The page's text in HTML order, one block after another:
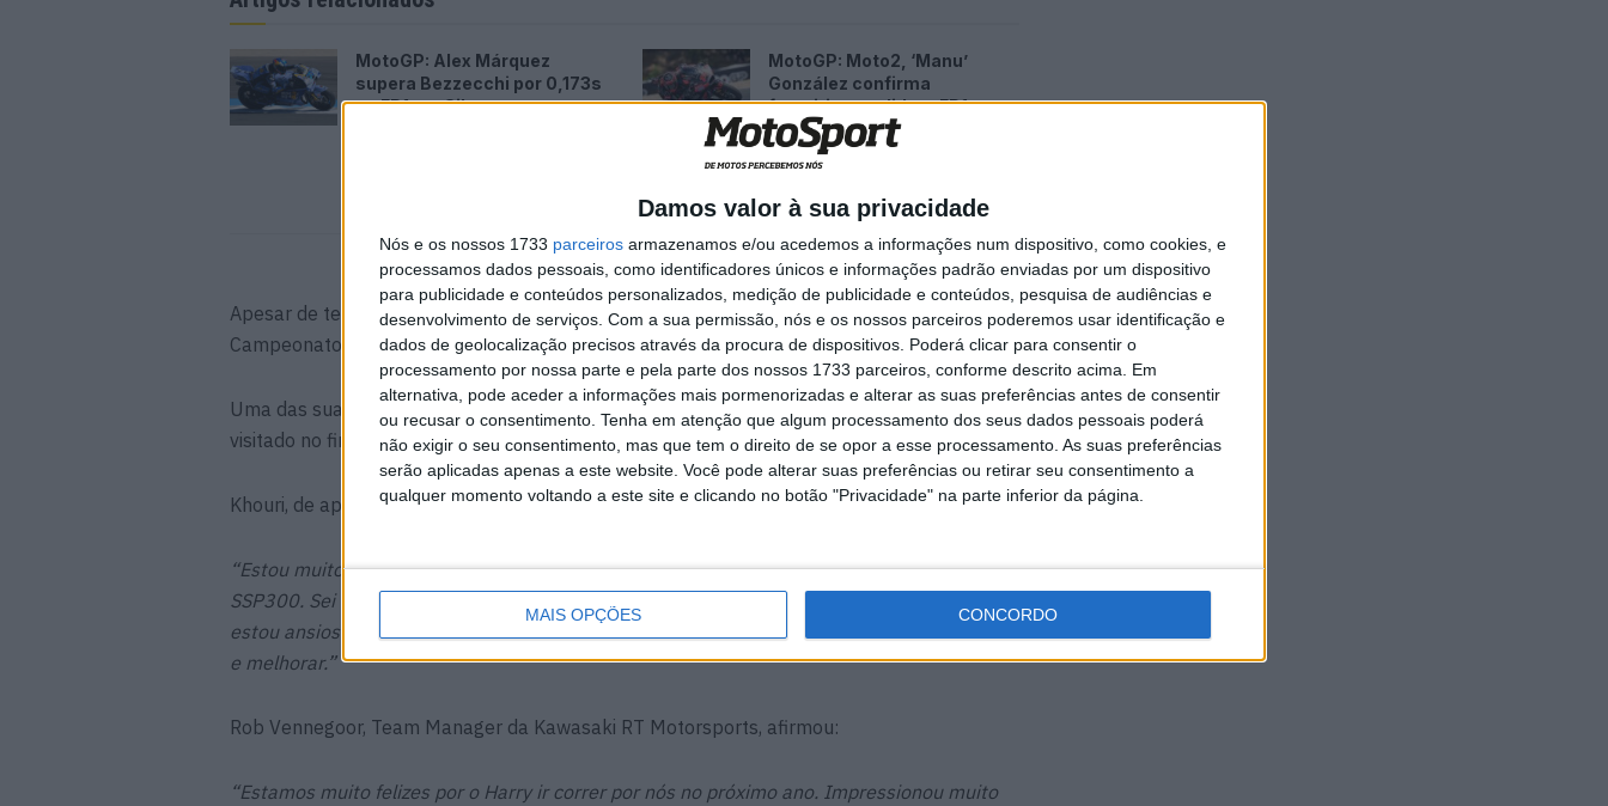
Damos valor à sua privacidade
Nós e os nossos 1733 parceiros armazenamos e/ou acedemos a informações num dispositivo, como cookies, e
processamos dados pessoais, como identificadores únicos e informações padrão enviadas por um dispositivo
para publicidade e conteúdos personalizados, medição de publicidade e conteúdos, pesquisa de audiências e
desenvolvimento de serviços. Com a sua permissão, nós e os nossos parceiros poderemos usar identificação e
dados de geolocalização precisos através da procura de dispositivos. Poderá clicar para consentir o
processamento por nossa parte e pela parte dos nossos 1733 parceiros, conforme descrito acima. Em
alternativa, pode aceder a informações mais pormenorizadas e alterar as suas preferências antes de consentir
ou recusar o consentimento. Tenha em atenção que algum processamento dos seus dados pessoais poderá
não exigir o seu consentimento, mas que tem o direito de se opor a esse processamento. As suas preferências
serão aplicadas apenas a este website. Você pode alterar suas preferências ou retirar seu consentimento a
qualquer momento voltando a este site e clicando no botão "Privacidade" na parte inferior da página.
MAIS OPÇÕES CONCORDO
MotoGP: Alex Márquez
supera Bezzecchi por 0,173s
no FP1 em Silverstone
MotoGP: Moto2, ‘Manu’
González confirma
favoritismo e lidera FP1 em
Silverstone
7 AGOSTO, 2026
Apesar de terminar nos pontos em apenas quatro ocasiões em oito, Khouri terminou o
Campeonato no sétimo lugar, ao ocupar três pódios a bordo de uma Kawasaki.
Uma das suas duas vitórias aconteceu no Circuito TT Assen, um circuito que deverá ser
visitado no final de Abril pelas pequenas SSP300.
Khouri, de apenas 16 anos, disse:
“Estou muito entusiasmado por ir andar pela RT Motorsports SKM na temporada 2021 de
SSP300. Sei que a temporada é um novo desafio com um nível mais alto novamente, mas
estou ansioso pelos desafios que se avizinham, e usarei esta oportunidade para aprender
e melhorar.”
Rob Vennegoor, Team Manager da Kawasaki RT Motorsports, afirmou:
“Estamos muito felizes por o Harry ir correr por nós no próximo ano. Impressionou muito